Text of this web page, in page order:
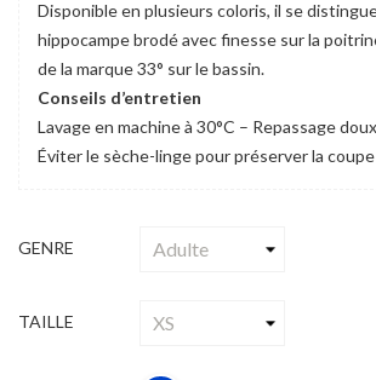
Disponible en plusieurs coloris, il se
hippocampe brodé avec finesse sur la
de la marque 33° sur le bassin.
Conseils d’entretien
Lavage en machine à 30°C – Repassage
Éviter le sèche-linge pour préserver la
GENRE
TAILLE